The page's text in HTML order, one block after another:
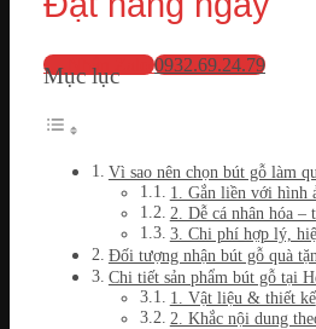
💬 Nhắn Zalo 0932.69.24.79
Mục lục
Vì sao nên chọn bút gỗ làm
1. Gắn liền với hình
2. Dễ cá nhân hóa –
3. Chi phí hợp lý,
Đối tượng nhận bút gỗ quà
Chi tiết sản phẩm bút gỗ tại
1. Vật liệu & thiết kế
2. Khắc nội dung